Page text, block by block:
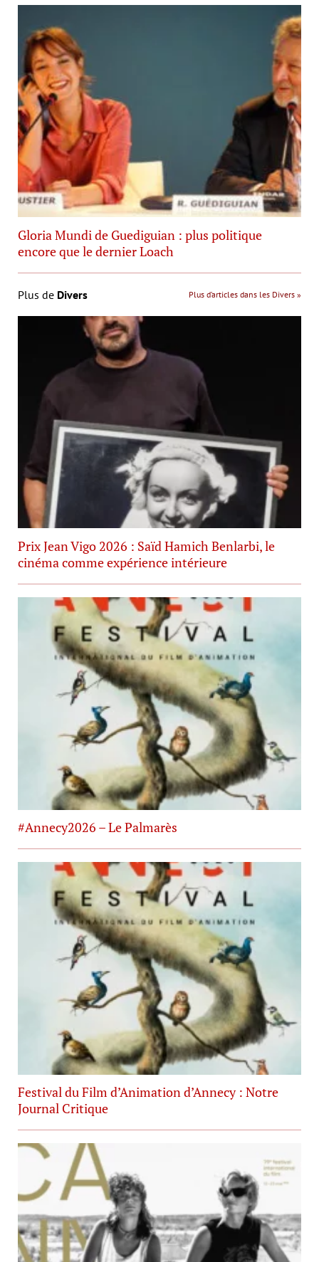
Gloria Mundi de Guediguian : plus politique
encore que le dernier Loach
Plus de Divers Plus d’articles dans les Divers »
Prix Jean Vigo 2026 : Saïd Hamich Benlarbi, le
cinéma comme expérience intérieure
#Annecy2026 – Le Palmarès
Festival du Film d’Animation d’Annecy : Notre
Journal Critique